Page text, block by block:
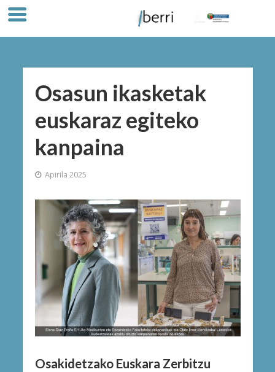
Osasun ikasketak
euskaraz egiteko
kanpaina
Apirila 2025
Osakidetzako Euskara Zerbitzu